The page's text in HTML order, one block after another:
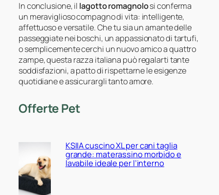
In conclusione, il lagotto romagnolosi conferma
un meraviglioso compagno di vita: intelligente,
affettuoso e versatile. Che tu sia un amante delle
passeggiate nei boschi, un appassionato di tartufi,
o semplicemente cerchi un nuovo amico a quattro
zampe, questa razza italiana può regalarti tante
soddisfazioni, a patto di rispettarne le esigenze
quotidiane e assicurargli tanto amore.
Offerte Pet
KSIIA cuscino XL per cani taglia
grande: materassino morbido e
lavabile ideale per l’interno